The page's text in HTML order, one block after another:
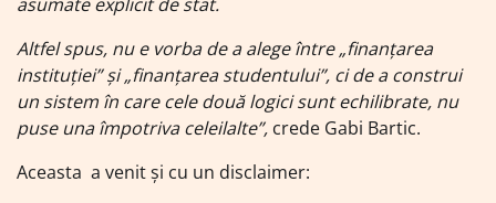
Altfel spus, nu e vorba de a alege între „finanțarea
instituției” și „finanțarea studentului”, ci de a construi
un sistem în care cele două logici sunt echilibrate, nu
puse una împotriva celeilalte”, crede Gabi Bartic.
Aceasta a venit și cu un disclaimer: